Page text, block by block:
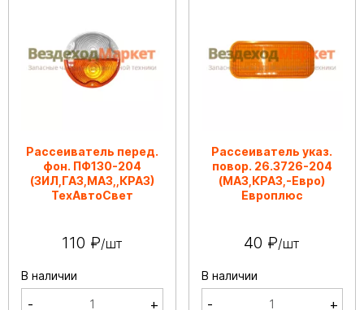
Рассеиватель перед.
фон. ПФ130-204
(ЗИЛ,ГАЗ,МАЗ,,КРАЗ)
ТехАвтоСвет
110 ₽/шт
В наличии
- +
Рассеиватель указ.
повор. 26.3726-204
(МАЗ,КРАЗ,-Евро)
Европлюс
40 ₽/шт
В наличии
- +